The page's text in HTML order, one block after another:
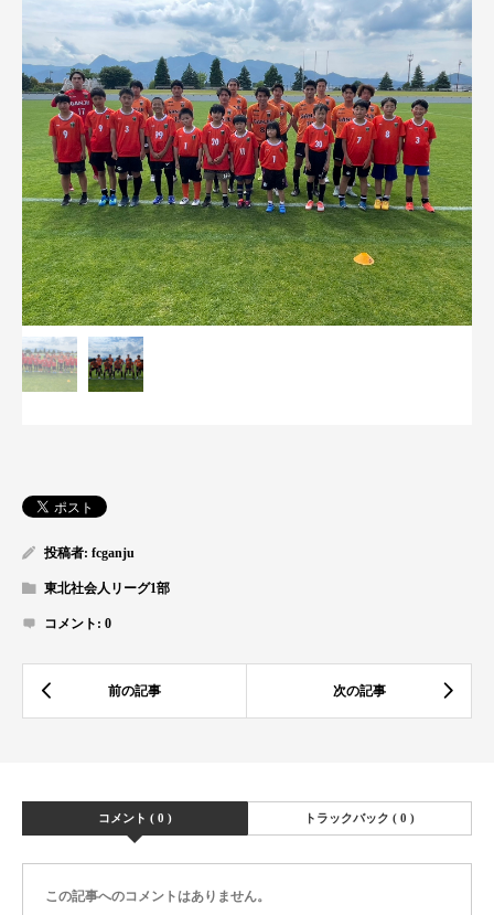
投稿者: fcganju
東北社会人リーグ1部
コメント: 0
コメント ( 0 ) トラックバック ( 0 )
この記事へのコメントはありません。